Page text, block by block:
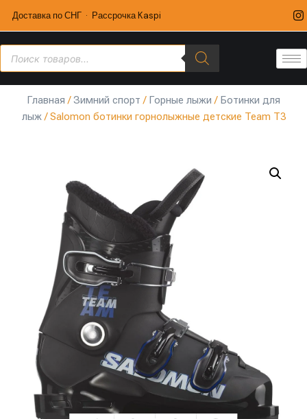
Доставка по СНГ · Рассрочка Kaspi
Главная /Зимний спорт / Горные лыжи / Ботинки для
лыж/ Salomon ботинки горнолыжные детские Team T3